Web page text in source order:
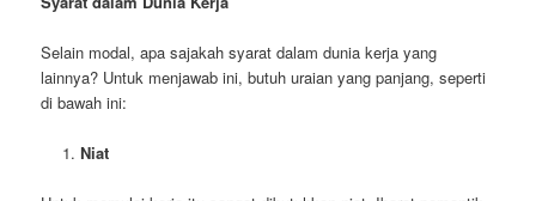
Selain modal, apa sajakah syarat dalam dunia kerja yang
lainnya? Untuk menjawab ini, butuh uraian yang panjang, seperti
di bawah ini:
Niat